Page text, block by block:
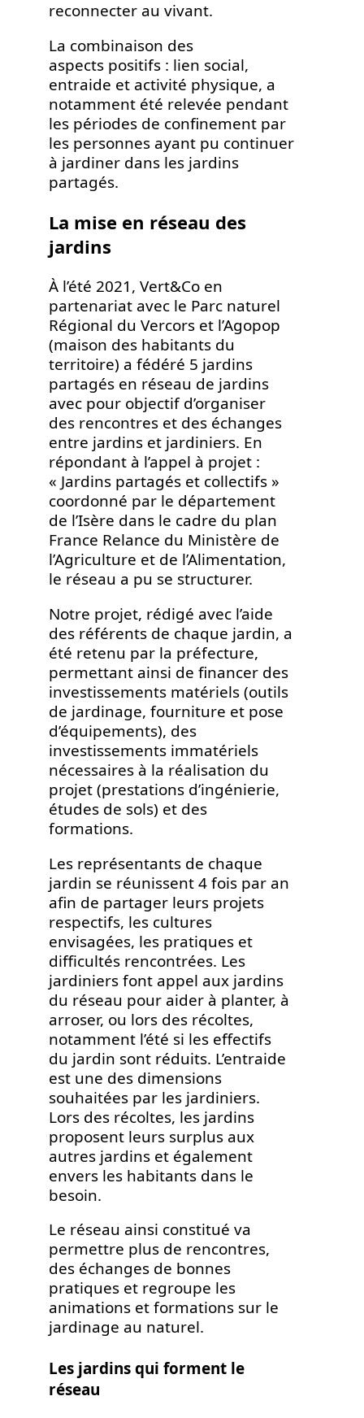
reconnecter au vivant.
La combinaison des
aspects positifs : lien social,
entraide et activité physique, a
notamment été relevée pendant
les périodes de confinement par
les personnes ayant pu continuer
à jardiner dans les jardins
partagés.
La mise en réseau des
jardins
À l’été 2021, Vert&Co en
partenariat avec le Parc naturel
Régional du Vercors et l’Agopop
(maison des habitants du
territoire) a fédéré 5 jardins
partagés en réseau de jardins
avec pour objectif d’organiser
des rencontres et des échanges
entre jardins et jardiniers. En
répondant à l’appel à projet :
« Jardins partagés et collectifs »
coordonné par le département
de l’Isère dans le cadre du plan
France Relance du Ministère de
l’Agriculture et de l’Alimentation,
le réseau a pu se structurer.
Notre projet, rédigé avec l’aide
des référents de chaque jardin, a
été retenu par la préfecture,
permettant ainsi de financer des
investissements matériels (outils
de jardinage, fourniture et pose
d’équipements), des
investissements immatériels
nécessaires à la réalisation du
projet (prestations d’ingénierie,
études de sols) et des
formations.
Les représentants de chaque
jardin se réunissent 4 fois par an
afin de partager leurs projets
respectifs, les cultures
envisagées, les pratiques et
difficultés rencontrées. Les
jardiniers font appel aux jardins
du réseau pour aider à planter, à
arroser, ou lors des récoltes,
notamment l’été si les effectifs
du jardin sont réduits. L’entraide
est une des dimensions
souhaitées par les jardiniers.
Lors des récoltes, les jardins
proposent leurs surplus aux
autres jardins et également
envers les habitants dans le
besoin.
Le réseau ainsi constitué va
permettre plus de rencontres,
des échanges de bonnes
pratiques et regroupe les
animations et formations sur le
jardinage au naturel.
Les jardins qui forment le
réseau